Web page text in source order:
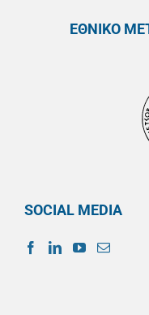
ΕΘΝΙΚΟ
SOCIAL MEDIA